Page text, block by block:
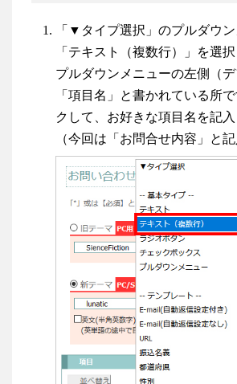
「▼タイプ選択」のプルダウ
「テキスト（複数行）」を選択
プルダウンメニューの左側（
「項目名」と書かれている所
クして、お好きな項目名を記入
（今回は「お問合せ内容」と記